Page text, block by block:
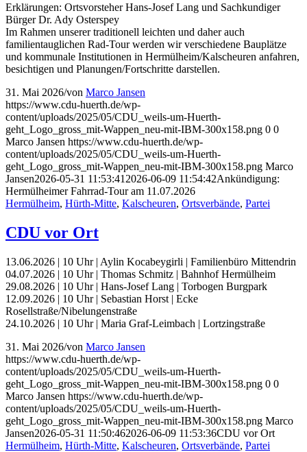
Erklärungen: Ortsvorsteher Hans-Josef Lang und Sachkundiger
Bürger Dr. Ady Osterspey
Im Rahmen unserer traditionell leichten und daher auch
familientauglichen Rad-Tour werden wir verschiedene Bauplätze
und kommunale Institutionen in Hermülheim/Kalscheuren anfahren,
besichtigen und Planungen/Fortschritte darstellen.
31. Mai 2026/von Marco Jansen
https://www.cdu-huerth.de/wp-
content/uploads/2025/05/CDU_weils-um-Huerth-
geht_Logo_gross_mit-Wappen_neu-mit-IBM-300x158.png 0 0
Marco Jansen https://www.cdu-huerth.de/wp-
content/uploads/2025/05/CDU_weils-um-Huerth-
geht_Logo_gross_mit-Wappen_neu-mit-IBM-300x158.png Marco
Jansen2026-05-31 11:53:41 2026-06-09 11:54:42Ankündigung:
Hermülheimer Fahrrad-Tour am 11.07.2026
Hermülheim, Hürth-Mitte, Kalscheuren, Ortsverbände, Partei
CDU vor Ort
13.06.2026 | 10 Uhr | Aylin Kocabeygirli | Familienbüro Mittendrin
04.07.2026 | 10 Uhr | Thomas Schmitz | Bahnhof Hermülheim
29.08.2026 | 10 Uhr | Hans-Josef Lang | Torbogen Burgpark
12.09.2026 | 10 Uhr | Sebastian Horst | Ecke
Rosellstraße/Nibelungenstraße
24.10.2026 | 10 Uhr | Maria Graf-Leimbach | Lortzingstraße
31. Mai 2026/von Marco Jansen
https://www.cdu-huerth.de/wp-
content/uploads/2025/05/CDU_weils-um-Huerth-
geht_Logo_gross_mit-Wappen_neu-mit-IBM-300x158.png 0 0
Marco Jansen https://www.cdu-huerth.de/wp-
content/uploads/2025/05/CDU_weils-um-Huerth-
geht_Logo_gross_mit-Wappen_neu-mit-IBM-300x158.png Marco
Jansen2026-05-31 11:50:462026-06-09 11:53:36CDU vor Ort
Hermülheim, Hürth-Mitte, Kalscheuren, Ortsverbände, Partei